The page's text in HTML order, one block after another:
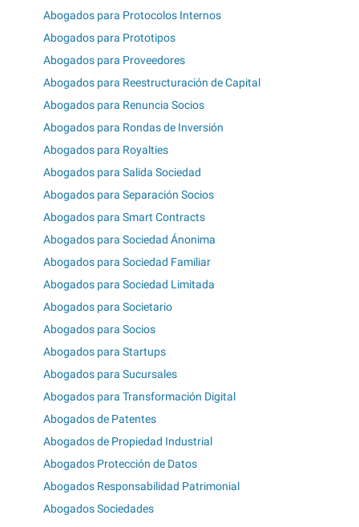
Abogados para Protocolos Internos
Abogados para Prototipos
Abogados para Proveedores
Abogados para Reestructuración de Capital
Abogados para Renuncia Socios
Abogados para Rondas de Inversión
Abogados para Royalties
Abogados para Salida Sociedad
Abogados para Separación Socios
Abogados para Smart Contracts
Abogados para Sociedad Ánonima
Abogados para Sociedad Familiar
Abogados para Sociedad Limitada
Abogados para Societario
Abogados para Socios
Abogados para Startups
Abogados para Sucursales
Abogados para Transformación Digital
Abogados de Patentes
Abogados de Propiedad Industrial
Abogados Protección de Datos
Abogados Responsabilidad Patrimonial
Abogados Sociedades